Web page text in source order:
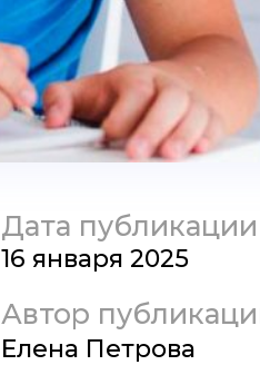
Дата публикации
16 января 2025
Автор
Елена Петрова